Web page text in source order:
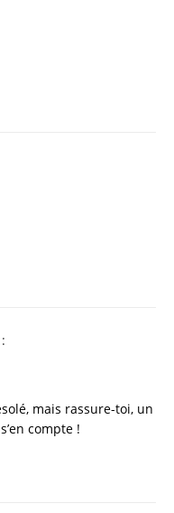
mais rassure-toi, un
compte !